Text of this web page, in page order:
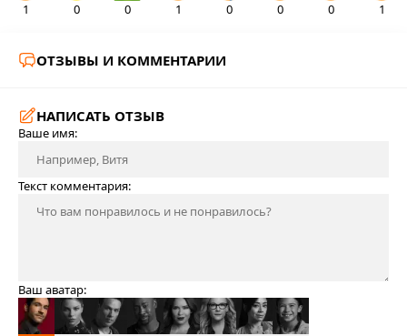
1 0 0 1 0 0 0 1
ОТЗЫВЫ И КОММЕНТАРИИ
НАПИСАТЬ ОТЗЫВ
Ваше имя:
Текст комментария:
Ваш аватар: